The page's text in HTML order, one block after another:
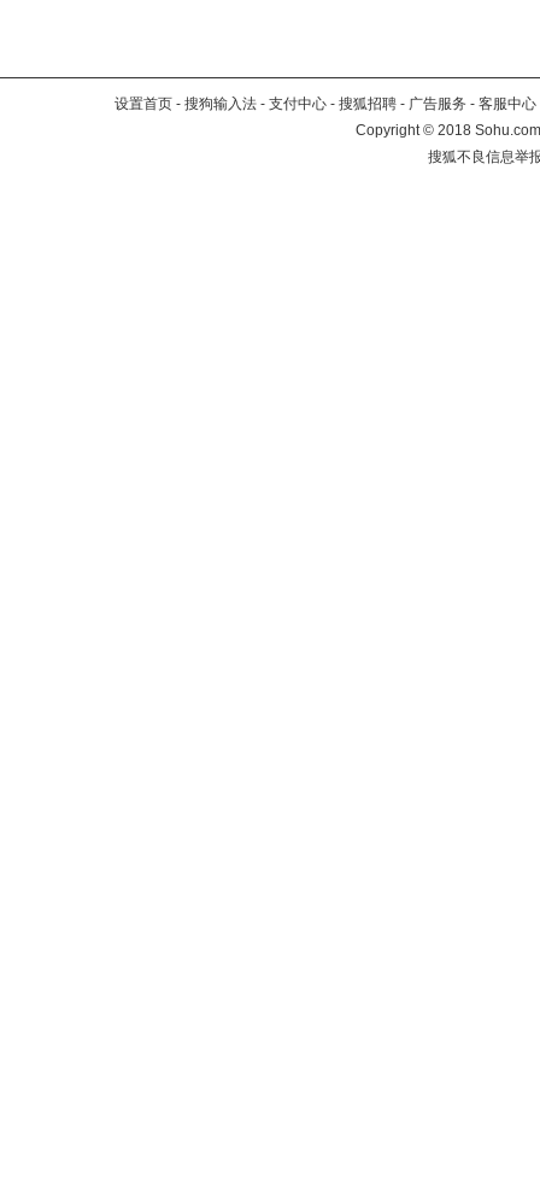
设置首页 - 搜狗输入法 - 支付中心 - 搜狐招聘 - 广告服务 - 客服中心
Copyright©2018
搜狐不良信息举